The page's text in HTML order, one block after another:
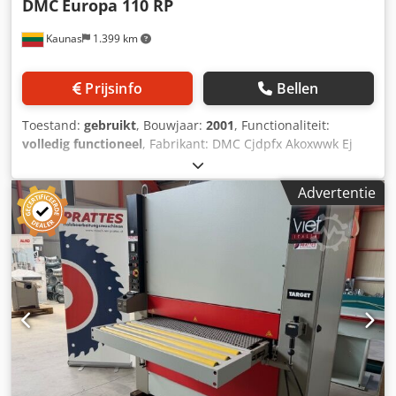
Kaunas 1.399 km
DMC Europa 110 RP
Prijsinfo Bellen
Toestand: gebruikt, Bouwjaar: 2001, Functionaliteit:
volledig functioneel, Fabrikant: DMC Cjdpfx Akoxwwk Ej
Eerf Model: E 110 RP Bouwjaar: 2001
Advertentie